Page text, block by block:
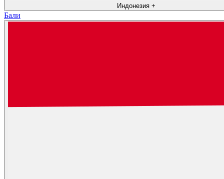
Индонезия +
Бали